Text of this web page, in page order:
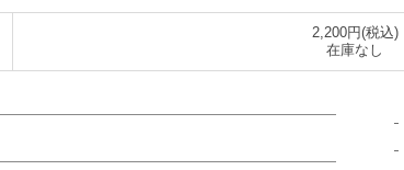
2,200円(税込)
在庫なし